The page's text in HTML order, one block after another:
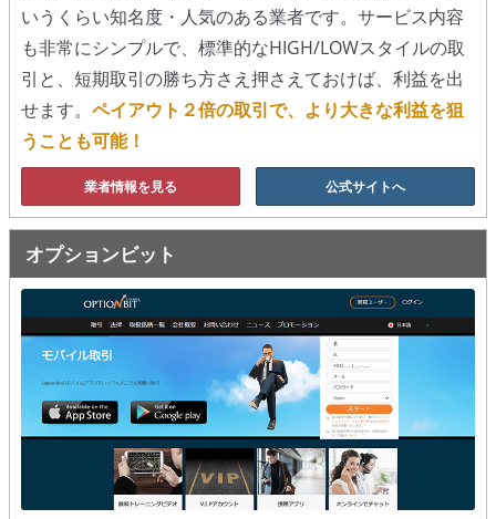
いうくらい知名度・人気のある業者です。サービス内容
も非常にシンプルで、標準的なHIGH/LOWスタイルの取
引と、短期取引の勝ち方さえ押さえておけば、利益を出
せます。 ペイアウト２倍の取引で、より大きな利益を狙
うことも可能！
業者情報を見る 公式サイトへ
オプションビット